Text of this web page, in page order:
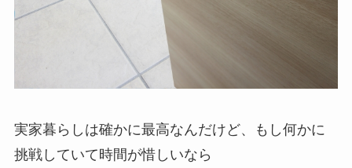
実家暮らしは確かに最高なんだけど、もし何かに
挑戦していて時間が惜しいなら